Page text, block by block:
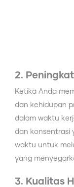
2.
Ketika Anda
dan kehidupan
dalam waktu
dan konsentrasi
waktu untuk
yang
3. Kualitas